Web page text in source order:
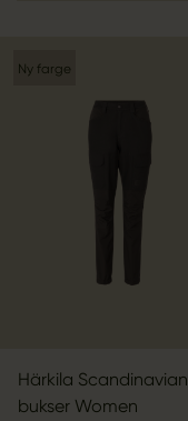
Ny farge
Härkila Scandinavian
bukser Women